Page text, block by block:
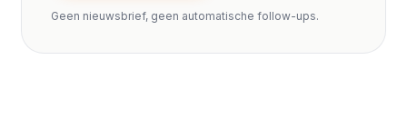
Geen nieuwsbrief, geen automatische follow-ups.